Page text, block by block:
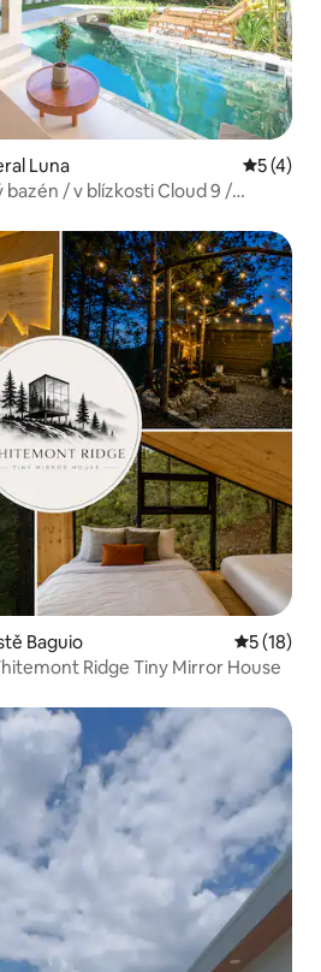
Luna
5 (4)
bazén / v blízkosti Cloud 9 /
Baguio Průměrné
5 (18)
Ridge Tiny Mirror House